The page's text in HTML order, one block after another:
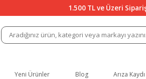
1.500 TL ve Üzeri
Yeni Ürünler Blog Arıza Kaydı